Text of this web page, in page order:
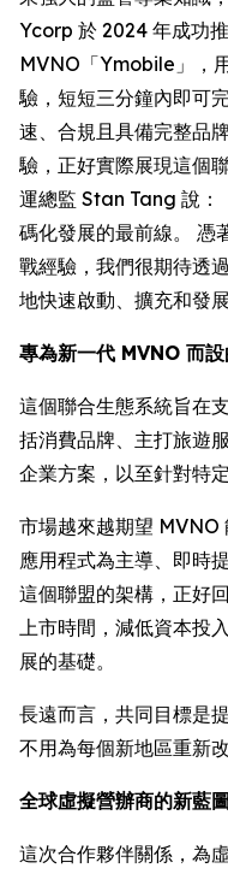
Ycorp 於 2024 年成功
MVNO「Ymobile」，
驗，短短三分鐘內即可
速、合規且具備完整品
驗，正好實際展現這個
運總監 Stan Tang 說：
碼化發展的最前線。 憑
戰經驗，我們很期待透
地快速啟動、擴充和發展
專為新一代 MVNO 而設
這個聯合生態系統旨在
括消費品牌、主打旅遊
企業方案，以至針對特
市場越來越期望 MVNO
應用程式為主導、即時
這個聯盟的架構，正好
上市時間，減低資本投
展的基礎。
長遠而言，共同目標是
不用為每個新地區重新改
全球虛擬營辦商的新藍圖
這次合作夥伴關係，為